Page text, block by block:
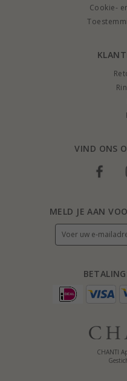
Cookie-
VIND ONS
CHANTI
MELD JE AAN